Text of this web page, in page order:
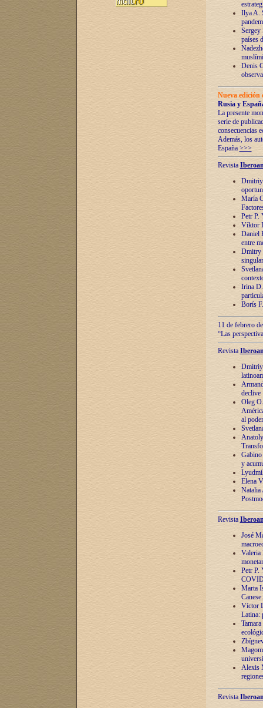
Ilya A.
Sergey
países
Denis
Nueva
Rusia y
La presente
serie de
consecuencias
Además, los
España >>>
Revista
Dmitriy
María
Petr P.
Víktor
Daniel
entre
Dmitry
Irina
Borís
11 de febrero
“Las
Revista
Dmitriy
declive
Oleg
al poder
y
Elena
Natalia
Revista
José
Valeria
Petr P.
Marta
Víctor
Latina:
Alexis
Revista